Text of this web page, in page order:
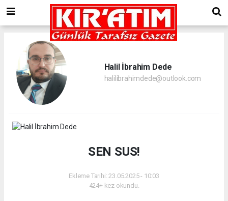
Halil İbrahim Dede
halilibrahimdede@outlook.com
SEN SUS!
Ekleme Tarihi: 23.05.2025 - 10:03
424+ kez okundu.